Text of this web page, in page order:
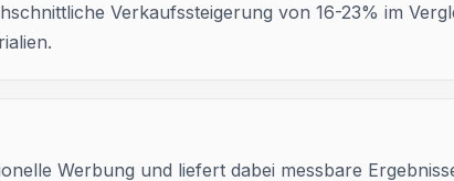
Verkaufssteigerung von 16-23% im
Werbung und liefert dabei messbare